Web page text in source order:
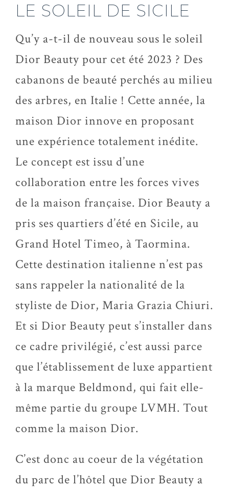
LE SOLEIL DE SICILE
Qu’y a-t-il de nouveau sous le soleil
Dior Beauty pour cet été 2023 ? Des
cabanons de beauté perchés au milieu
des arbres, en Italie ! Cette année, la
maison Dior innove en proposant
une expérience totalement inédite.
Le concept est issu d’une
collaboration entre les forces vives
de la maison française. Dior Beauty a
pris ses quartiers d’été en Sicile, au
Grand Hotel Timeo, à Taormina.
Cette destination italienne n’est pas
sans rappeler la nationalité de la
styliste de Dior, Maria Grazia Chiuri.
Et si Dior Beauty peut s’installer dans
ce cadre privilégié, c’est aussi parce
que l’établissement de luxe appartient
à la marque Beldmond, qui fait elle-
même partie du groupe LVMH. Tout
comme la maison Dior.
C’est donc au coeur de la végétation
du parc de l’hôtel que Dior Beauty a